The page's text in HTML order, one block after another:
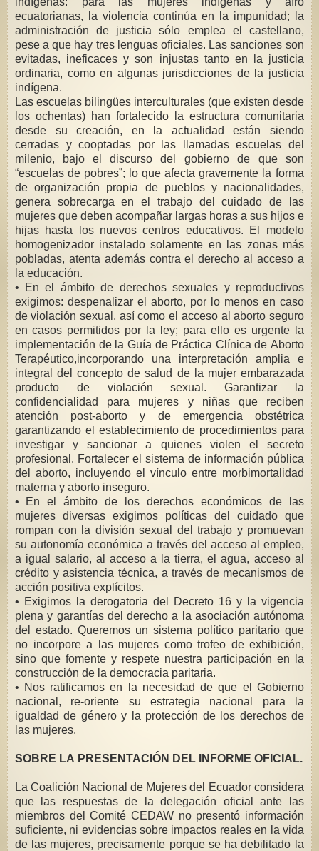
ecuatorianas, la violencia continúa en la impunidad; la
administración de justicia sólo emplea el castellano,
pese a que hay tres lenguas oficiales. Las sanciones son
evitadas, ineficaces y son injustas tanto en la justicia
ordinaria, como en algunas jurisdicciones de la justicia
indígena.
Las escuelas bilingües interculturales (que existen desde
los ochentas) han fortalecido la estructura comunitaria
desde su creación, en la actualidad están siendo
cerradas y cooptadas por las llamadas escuelas del
milenio, bajo el discurso del gobierno de que son
“escuelas de pobres”; lo que afecta gravemente la forma
de organización propia de pueblos y nacionalidades,
genera sobrecarga en el trabajo del cuidado de las
mujeres que deben acompañar largas horas a sus hijos e
hijas hasta los nuevos centros educativos. El modelo
homogenizador instalado solamente en las zonas más
pobladas, atenta además contra el derecho al acceso a
la educación.
• En el ámbito de derechos sexuales y reproductivos
exigimos: despenalizar el aborto, por lo menos en caso
de violación sexual, así como el acceso al aborto seguro
en casos permitidos por la ley; para ello es urgente la
implementación de la Guía de Práctica Clínica de Aborto
Terapéutico,incorporando una interpretación amplia e
integral del concepto de salud de la mujer embarazada
producto de violación sexual. Garantizar la
confidencialidad para mujeres y niñas que reciben
atención post-aborto y de emergencia obstétrica
garantizando el establecimiento de procedimientos para
investigar y sancionar a quienes violen el secreto
profesional. Fortalecer el sistema de información pública
del aborto, incluyendo el vínculo entre morbimortalidad
materna y aborto inseguro.
• En el ámbito de los derechos económicos de las
mujeres diversas exigimos políticas del cuidado que
rompan con la división sexual del trabajo y promuevan
su autonomía económica a través del acceso al empleo,
a igual salario, al acceso a la tierra, el agua, acceso al
crédito y asistencia técnica, a través de mecanismos de
acción positiva explícitos.
• Exigimos la derogatoria del Decreto 16 y la vigencia
plena y garantías del derecho a la asociación autónoma
del estado. Queremos un sistema político paritario que
no incorpore a las mujeres como trofeo de exhibición,
sino que fomente y respete nuestra participación en la
construcción de la democracia paritaria.
• Nos ratificamos en la necesidad de que el Gobierno
nacional, re-oriente su estrategia nacional para la
igualdad de género y la protección de los derechos de
las mujeres.
SOBRE LA PRESENTACIÓN DEL INFORME OFICIAL.
La Coalición Nacional de Mujeres del Ecuador considera
que las respuestas de la delegación oficial ante las
miembros del Comité CEDAW no presentó información
suficiente, ni evidencias sobre impactos reales en la vida
de las mujeres, precisamente porque se ha debilitado la